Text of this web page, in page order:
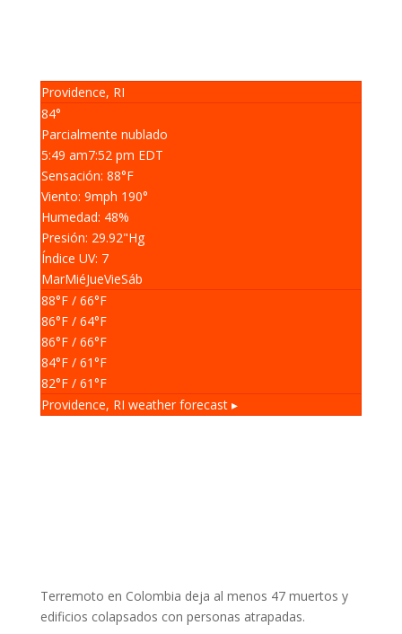
Providence, RI
84°
Parcialmente nublado
5:49 am7:52 pm EDT
Sensación: 88°F
Viento: 9mph 190°
Humedad: 48%
Presión: 29.92"Hg
Índice UV: 7
MarMiéJueVieSáb
88°F/ 66°F
86°F/ 64°F
86°F/ 66°F
84°F/ 61°F
82°F/ 61°F
Providence, RI weather forecast ▸
Terremoto en Colombia deja al menos 47 muertos y
edificios colapsados con personas atrapadas.